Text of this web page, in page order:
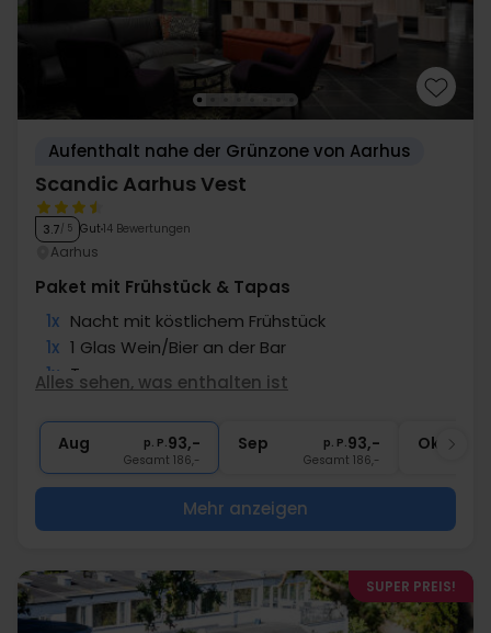
Aufenthalt nahe der Grünzone von Aarhus
Scandic Aarhus Vest
3.7/ 5 Gut 14 Bewertungen
Aarhus
Paket mit Frühstück & Tapas
1x Nacht mit köstlichem Frühstück
1x 1 Glas Wein/Bier an der Bar
1x Tapas
∞ Gratis Parken
Alles sehen, was enthalten ist
Aug p. P.93,-
Gesamt 186,-
Sep p. P.93,-
Gesamt 186,-
Okt
Mehr anzeigen
SUPER PREIS!